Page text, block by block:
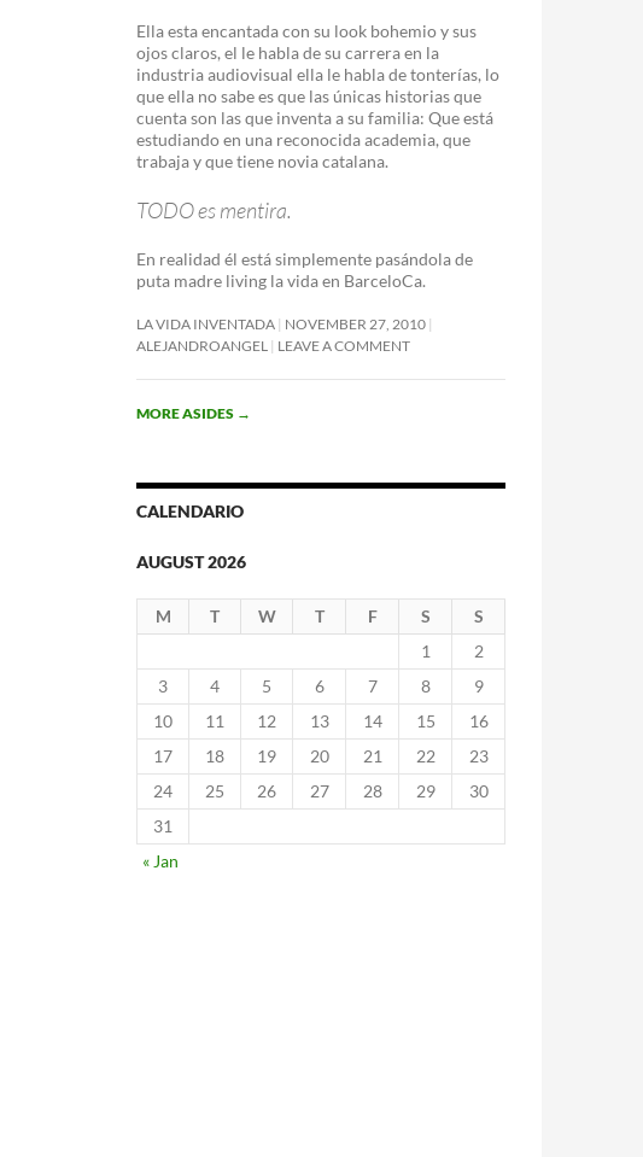
Ella esta encantada con su look bohemio y sus
ojos claros, el le habla de su carrera en la
industria audiovisual ella le habla de tonterías, lo
que ella no sabe es que las únicas historias que
cuenta son las que inventa a su familia: Que está
estudiando en una reconocida academia, que
trabaja y que tiene novia catalana.
TODO es mentira.
En realidad él está simplemente pasándola de
puta madre living la vida en BarceloCa.
LA VIDA INVENTADA NOVEMBER 27, 2010
ALEJANDROANGEL LEAVE A COMMENT
MORE ASIDES →
CALENDARIO
AUGUST 2026
M T W T F S
S
1
2
3
4 5 6 7 8
9
10
11 12 13 14 15
16
17
18 19 20 21 22
23
24
25 26 27 28 29
30
31
« Jan